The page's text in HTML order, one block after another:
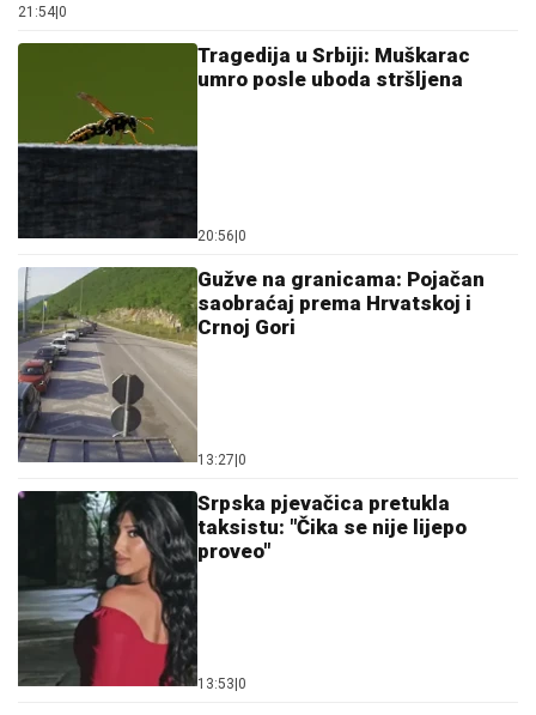
21:54 0
Tragedija u Srbiji: Muškarac
umro posle uboda stršljena
20:56 0
Gužve na granicama: Pojačan
saobraćaj prema Hrvatskoj i
Crnoj Gori
13:27 0
Srpska pjevačica pretukla
taksistu: "Čika se nije lijepo
proveo"
13:53 0